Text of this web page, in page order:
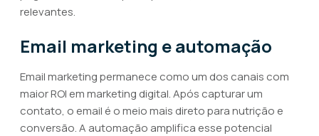
relevantes.
Email marketing e automação
Email marketing permanece como um dos canais com
maior ROI em marketing digital. Após capturar um
contato, o email é o meio mais direto para nutrição e
conversão. A automação amplifica esse potencial